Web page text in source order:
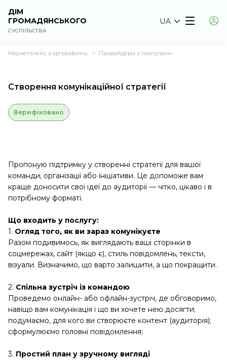
ДІМ
ГРОМАДЯНСЬКОГО
СУСПІЛЬСТВА
UA
Маркетплейс з оргрозвитку > Провайдери з послугами
Створення комунікаційної стратегії
Верифіковано
Пропоную підтримку у створенні стратегії для вашої
команди, організації або ініціативи. Це допоможе вам
краще доносити свої ідеї до аудиторії — чітко, цікаво і в
потрібному форматі.
Що входить у послугу:
1. Огляд того, як ви зараз комунікуєте
Разом подивимось, як виглядають ваші сторінки в
соцмережах, сайт (якщо є), стиль повідомлень, тексти,
візуали. Визначимо, що варто залишити, а що покращити.
2. Спільна зустріч із командою
Проведемо онлайн- або офлайн-зустріч, де обговоримо,
навіщо вам комунікація і що ви хочете нею досягти;
подумаємо, для кого ви створюєте контент (аудиторія);
сформулюємо головні повідомлення;
3. Простий план у зручному вигляді